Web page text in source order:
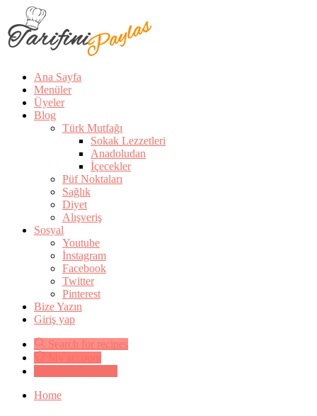
Ana Sayfa
Menüler
Üyeler
Blog
Türk Mutfağı
Sokak Lezzetleri
Anadoludan
İçecekler
Püf Noktaları
Sağlık
Diyet
Alışveriş
Sosyal
Youtube
İnstagram
Facebook
Twitter
Pinterest
Bize Yazın
Giriş yap
Search for recipes
Home